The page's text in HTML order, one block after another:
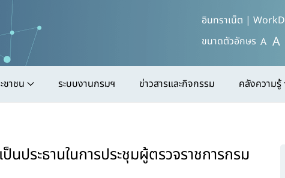
อินทราเน็ต | WorkD
ขนาดตัวอักษร A A
ชาชน ระบบงานกรมฯ ข่าวสารและกิจกรรม คลังความรู้
นประธานในการประชุมผู้ตรวจราชการกรม